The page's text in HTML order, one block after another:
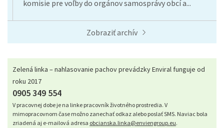
komisie pre voľby do orgánov samosprávy obcí a...
Zobraziť archív
Zelená linka – nahlasovanie pachov prevádzky Enviral funguje od
roku 2017
0905 349 554
V pracovnej dobe je na linke pracovník životného prostredia. V
mimopracovnom čase možno zanechať odkaz alebo poslať SMS. Naviac bola
zriadená aj e-mailová adresa obcianska.linka@enviengroup.eu.